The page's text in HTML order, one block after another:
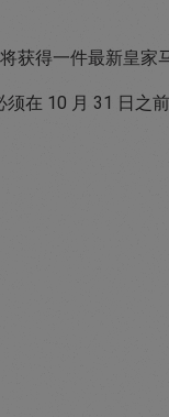
获得一件最新皇家
在 10 月 31 日之